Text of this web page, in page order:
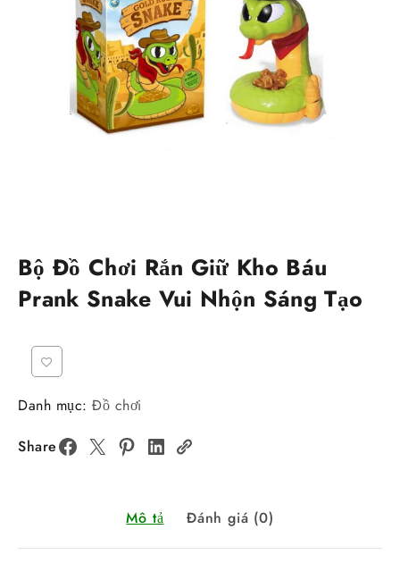
Bộ Đồ Chơi Rắn Giữ Kho Báu
Prank Snake Vui Nhộn Sáng Tạo
Danh mục: Đồ chơi
Share
Mô tả Đánh giá (0)